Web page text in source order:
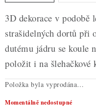
Nepřevzetí zásilky na
Hodnocení obchodu
Blog
Podmínky ochrany osobních
3D dekorace v podobě
strašidelných dortů při
dutému jádru se koule
položit i na šlehačkové
Položka byla vyprodána…
Momentálně nedostupné